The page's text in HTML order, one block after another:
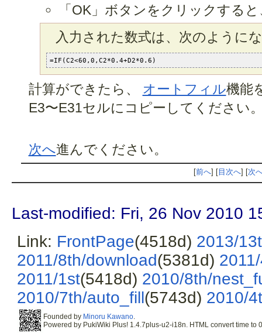
「OK」ボタンをクリックする
入力された数式は、次のように
=IF(C2<60,0,C2*0.4+D2*0.6)
計算ができたら、 オートフィル機能
E3〜E31セルにコピーしてください
次へ進んでください。
[前へ] [目次へ] [次
Last-modified: Fri, 26 Nov 2010
Link: FrontPage(4518d) 2013/
2011/8th/download(5381d)
2011/1st(5418d) 2010/8th/
2010/7th/auto_fill(5743d) 2010/
Founded by Minoru Kawano.
Powered by PukiWiki Plus! 1.4.7plus-u2-i18n. HTML convert time to